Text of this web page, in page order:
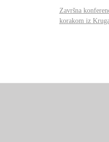
Završna
korakom iz